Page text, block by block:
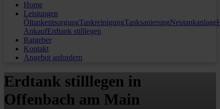
Home
Leistungen
ÖltankentsorgungTankreinigungTanksanierungNeutankanlage
AnkaufErdtank stilllegen
Ratgeber
Kontakt
Angebot anfordern
Erdtank stilllegen in
Offenbach am Main